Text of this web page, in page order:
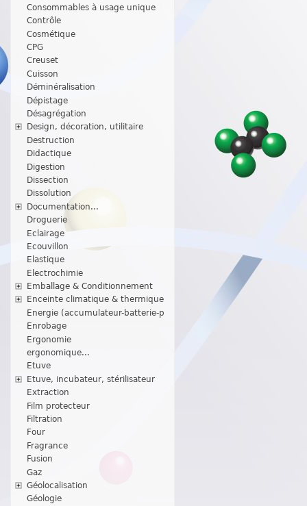
Consommables à usage unique
Contrôle
Cosmétique
CPG
Creuset
Cuisson
Déminéralisation
Dépistage
Désagrégation
Design, décoration, utilitaire
Destruction
Didactique
Digestion
Dissection
Dissolution
Documentation...
Droguerie
Eclairage
Ecouvillon
Elastique
Electrochimie
Emballage & Conditionnement
Enceinte climatique & thermique
Energie (accumulateur-batterie-p
Enrobage
Ergonomie
ergonomique...
Etuve
Etuve, incubateur, stérilisateur
Extraction
Film protecteur
Filtration
Four
Fragrance
Fusion
Gaz
Géolocalisation
Géologie